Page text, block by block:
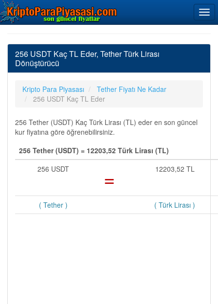
256 USDT Kaç TL Eder, Tether Türk Lirası
Dönüştürücü
Kripto Para Piyasası
Tether Fiyatı Ne Kadar
256 USDT Kaç TL Eder
256 Tether (USDT) Kaç Türk Lirası (TL) eder en son güncel
kur fiyatına göre öğrenebilirsiniz.
256 Tether (USDT) = 12203,52 Türk Lirası (TL)
256 USDT
= 12203,52 TL
( Tether ) ( Türk Lirası )